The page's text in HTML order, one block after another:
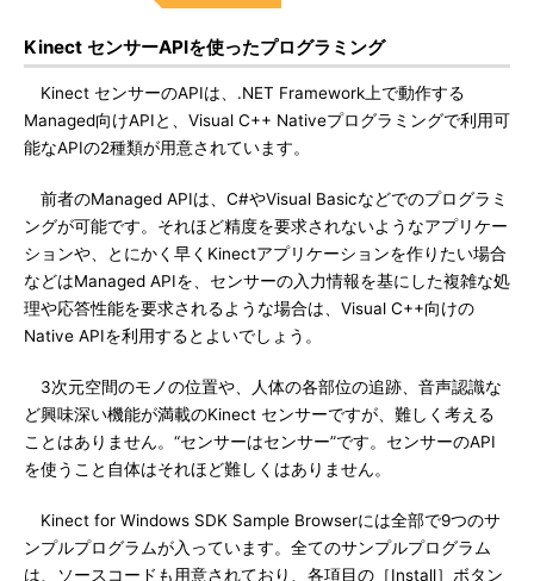
Kinect センサーAPIを使ったプログラミング
Kinect センサーのAPIは、.NET Framework上で動作する
Managed向けAPIと、Visual C++ Nativeプログラミングで利用可
能なAPIの2種類が用意されています。
前者のManaged APIは、C#やVisual Basicなどでのプログラミ
ングが可能です。それほど精度を要求されないようなアプリケー
ションや、とにかく早くKinectアプリケーションを作りたい場合
などはManaged APIを、センサーの入力情報を基にした複雑な処
理や応答性能を要求されるような場合は、Visual C++向けの
Native APIを利用するとよいでしょう。
3次元空間のモノの位置や、人体の各部位の追跡、音声認識な
ど興味深い機能が満載のKinect センサーですが、難しく考える
ことはありません。“センサーはセンサー”です。センサーのAPI
を使うこと自体はそれほど難しくはありません。
Kinect for Windows SDK Sample Browserには全部で9つのサ
ンプルプログラムが入っています。全てのサンプルプログラム
は、ソースコードも用意されており、各項目の［Install］ボタン